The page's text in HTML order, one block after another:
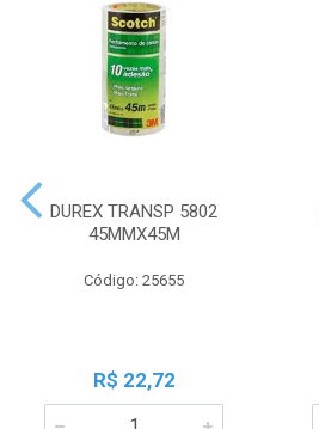
DUREX TRANSP 5802
45MMX45M
Código: 25655
R$ 22,72